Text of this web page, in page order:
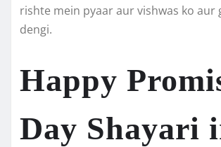
rishte mein pyaar aur vishwas ko aur
dengi.
Happy
Day Shayari